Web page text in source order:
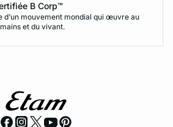
B Corp™
d’un mouvement mondial qui œuvre au
et du vivant.